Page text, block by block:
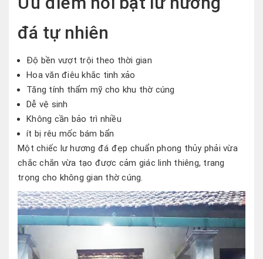
đá tự nhiên
Độ bền vượt trội theo thời gian
Hoa văn điêu khắc tinh xảo
Tăng tính thẩm mỹ cho khu thờ cúng
Dễ vệ sinh
Không cần bảo trì nhiều
ít bị rêu mốc bám bẩn
Một chiếc lư hương đá đẹp chuẩn phong thủy phải vừa
chắc chắn vừa tạo được cảm giác linh thiêng, trang
trọng cho không gian thờ cúng.